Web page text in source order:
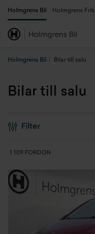
Holmgrens Bil Holmgrens
Holmgrens Bil Bilar till salu
Bilar till salu
Filter
1 109 FORDON